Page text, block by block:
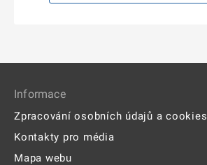
Informace
Zpracování osobních údajů a cookies
Kontakty pro média
Mapa webu